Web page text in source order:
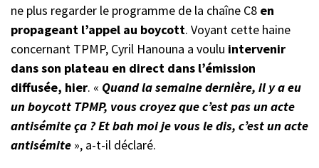
ne plus regarder le programme de la chaîne C8 en
propageant l’appel au boycott. Voyant cette haine
concernant TPMP, Cyril Hanouna a voulu intervenir
dans son plateau en direct dans l’émission
diffusée, hier. « Quand la semaine dernière, il y a eu
un boycott TPMP, vous croyez que c’est pas un acte
antisémite ça ? Et bah moi je vous le dis, c’est un acte
antisémite », a-t-il déclaré.